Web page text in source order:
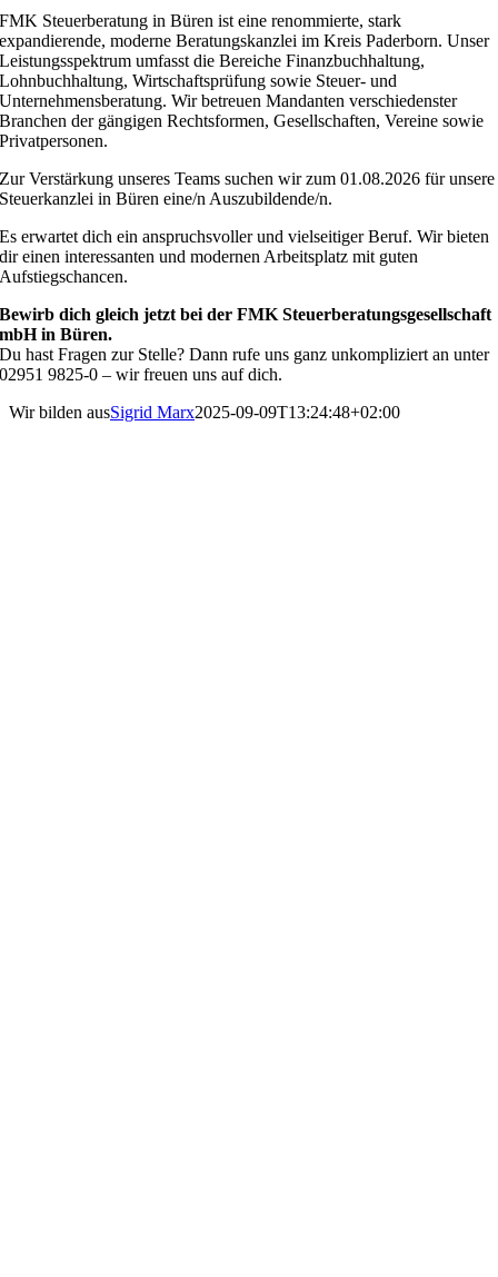
FMK Steuerberatung in Büren ist eine renommierte, stark
expandierende, moderne Beratungskanzlei im Kreis Paderborn. Unser
Leistungsspektrum umfasst die Bereiche Finanzbuchhaltung,
Lohnbuchhaltung, Wirtschaftsprüfung sowie Steuer- und
Unternehmensberatung. Wir betreuen Mandanten verschiedenster
Branchen der gängigen Rechtsformen, Gesellschaften, Vereine sowie
Privatpersonen.
Zur Verstärkung unseres Teams suchen wir zum 01.08.2026 für unsere
Steuerkanzlei in Büren eine/n Auszubildende/n.
Es erwartet dich ein anspruchsvoller und vielseitiger Beruf. Wir bieten
dir einen interessanten und modernen Arbeitsplatz mit guten
Aufstiegschancen.
Bewirb dich gleich jetzt bei der FMK Steuerberatungsgesellschaft
mbH in Büren.
Du hast Fragen zur Stelle? Dann rufe uns ganz unkompliziert an unter
02951 9825-0 – wir freuen uns auf dich.
Wir bilden ausSigrid Marx2025-09-09T13:24:48+02:00